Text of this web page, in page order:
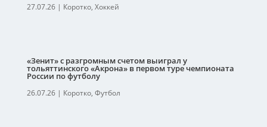
27.07.26| Коротко, Хоккей
«Зенит» с разгромным счетом выиграл у
тольяттинского «Акрона» в первом туре чемпионата
России по футболу
26.07.26| Коротко, Футбол